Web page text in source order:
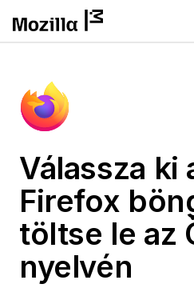
Válassza ki
Firefox
töltse le az
nyelvén